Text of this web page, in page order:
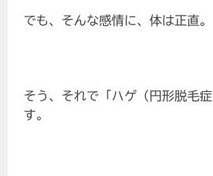
でも、そんな感情に、体は正直。
そう、それで「ハゲ（円形脱毛
す。